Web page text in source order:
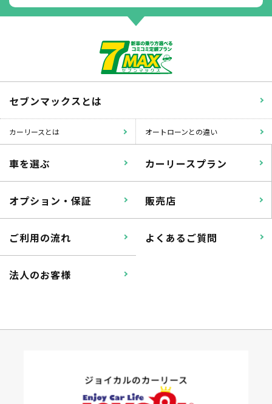
セブンマックスとは
カーリースとは オートローンとの違い
車を選ぶ カーリースプラン
オプション・保証 販売店
ご利用の流れ よくあるご質問
法人のお客様